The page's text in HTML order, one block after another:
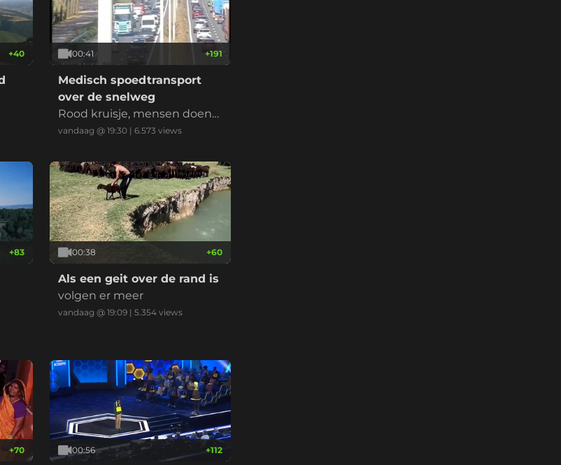
+40 00:41 +191
Medisch spoedtransport
over de snelweg
Rood kruisje, mensen doen
normaal, ambu erlangs, klaar
vandaag @ 19:30 |6.573 views
+83 00:38 +60
Als een geit over de rand is
volgen er meer
vandaag @ 19:09 |5.354 views
+70 00:56 +112